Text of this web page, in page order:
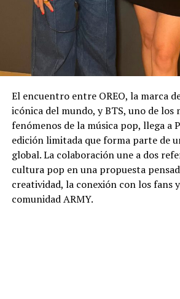
El encuentro entre OREO, la marca
icónica del mundo, y BTS, uno de los
fenómenos de la música pop, llega a
edición limitada que forma parte de
global. La colaboración une a dos
cultura pop en una propuesta
creatividad, la conexión con los fans
comunidad ARMY.